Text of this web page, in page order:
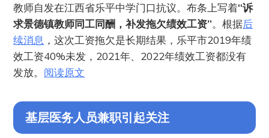
教师自发在江西省乐平中学门口抗议。布条上写着“诉
求景德镇教师同工同酬，补发拖欠绩效工资”。根据后
续消息 ，这次工资拖欠是长期结果，乐平市2019年绩
效工资40%未发，2021年、2022年绩效工资都没有
发放。 阅读原文
基层医务人员兼职引起关注